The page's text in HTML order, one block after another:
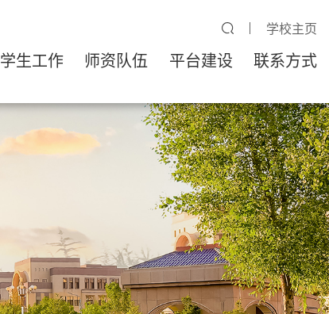
学校主页
学生工作 师资队伍 平台建设 联系方式